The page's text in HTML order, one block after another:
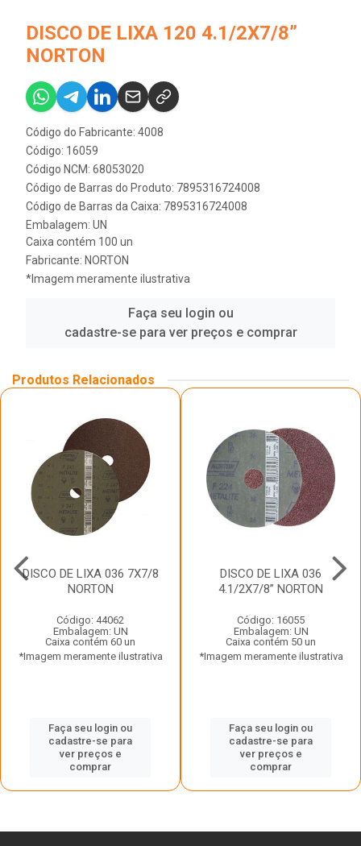
DISCO DE LIXA 120 4.1/2X7/8”
NORTON
Código do Fabricante: 4008
Código: 16059
Código NCM: 68053020
Código de Barras do Produto: 7895316724008
Código de Barras da Caixa: 7895316724008
Embalagem: UN
Caixa contém 100 un
Fabricante: NORTON
*Imagem meramente ilustrativa
Faça seu login ou
cadastre-se para ver preços e comprar
Produtos Relacionados
DISCO DE LIXA 036 7X7/8
NORTON
Código: 44062
Embalagem: UN
Caixa contém 60 un
*Imagem meramente ilustrativa
Faça seu login ou
cadastre-se para
ver preços e
comprar
DISCO DE LIXA 036
4.1/2X7/8” NORTON
Código: 16055
Embalagem: UN
Caixa contém 50 un
*Imagem meramente ilustrativa
Faça seu login ou
cadastre-se para
ver preços e
comprar